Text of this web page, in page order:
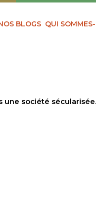
BLOGS QUI
société